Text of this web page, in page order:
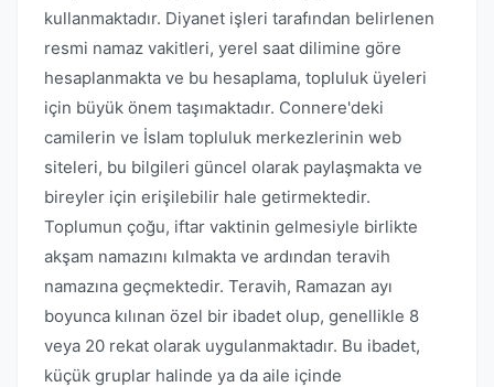
kullanmaktadır. Diyanet işleri tarafından belirlenen
resmi namaz vakitleri, yerel saat dilimine göre
hesaplanmakta ve bu hesaplama, topluluk üyeleri
için büyük önem taşımaktadır. Connere'deki
camilerin ve İslam topluluk merkezlerinin web
siteleri, bu bilgileri güncel olarak paylaşmakta ve
bireyler için erişilebilir hale getirmektedir.
Toplumun çoğu, iftar vaktinin gelmesiyle birlikte
akşam namazını kılmakta ve ardından teravih
namazına geçmektedir. Teravih, Ramazan ayı
boyunca kılınan özel bir ibadet olup, genellikle 8
veya 20 rekat olarak uygulanmaktadır. Bu ibadet,
küçük gruplar halinde ya da aile içinde